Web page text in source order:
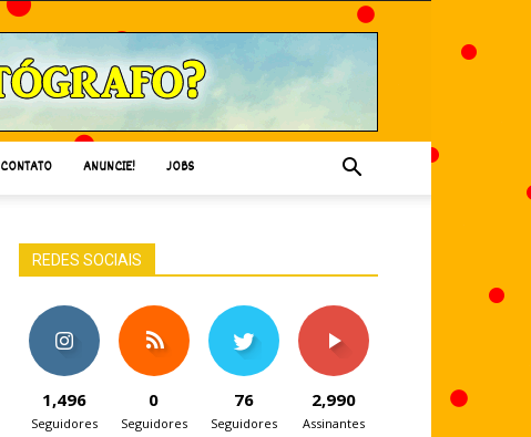
CONTATO ANUNCIE! JOBS
REDES SOCIAIS
1,496
Seguidores
0
Seguidores
76
Seguidores
2,990
Assinantes